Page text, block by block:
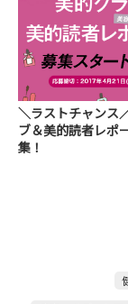
＼ラストチャンス
ブ＆美的読者レポ
集！